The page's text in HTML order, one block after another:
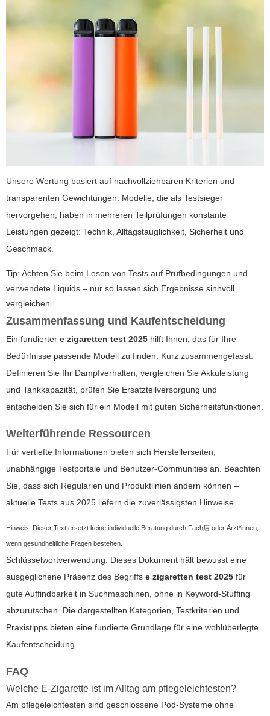
Unsere Wertung basiert auf nachvollziehbaren Kriterien und
transparenten Gewichtungen. Modelle, die als Testsieger
hervorgehen, haben in mehreren Teilprüfungen konstante
Leistungen gezeigt: Technik, Alltagstauglichkeit, Sicherheit und
Geschmack.
Tip: Achten Sie beim Lesen von Tests auf Prüfbedingungen und
verwendete Liquids – nur so lassen sich Ergebnisse sinnvoll
vergleichen.
Zusammenfassung und Kaufentscheidung
Ein fundierter e zigaretten test 2025 hilft Ihnen, das für Ihre
Bedürfnisse passende Modell zu finden. Kurz zusammengefasst:
Definieren Sie Ihr Dampfverhalten, vergleichen Sie Akkuleistung
und Tankkapazität, prüfen Sie Ersatzteilversorgung und
entscheiden Sie sich für ein Modell mit guten Sicherheitsfunktionen.
Weiterführende Ressourcen
Für vertiefte Informationen bieten sich Herstellerseiten,
unabhängige Testportale und Benutzer-Communities an. Beachten
Sie, dass sich Regularien und Produktlinien ändern können –
aktuelle Tests aus 2025 liefern die zuverlässigsten Hinweise.
Hinweis: Dieser Text ersetzt keine individuelle Beratung durch Fach店 oder Ärzt*innen,
wenn gesundheitliche Fragen bestehen.
Schlüsselwortverwendung: Dieses Dokument hält bewusst eine
ausgeglichene Präsenz des Begriffs e zigaretten test 2025 für
gute Auffindbarkeit in Suchmaschinen, ohne in Keyword-Stuffing
abzurutschen. Die dargestellten Kategorien, Testkriterien und
Praxistipps bieten eine fundierte Grundlage für eine wohlüberlegte
Kaufentscheidung.
FAQ
Welche E-Zigarette ist im Alltag am pflegeleichtesten?
Am pflegeleichtesten sind geschlossene Pod-Systeme ohne